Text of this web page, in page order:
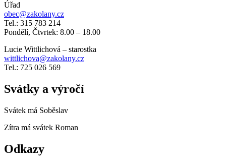
Úřad
obec@zakolany.cz
Tel.: 315 783 214
Pondělí, Čtvrtek: 8.00 – 18.00
Lucie Wittlichová – starostka
wittlichova@zakolany.cz
Tel.: 725 026 569
Svátky a výročí
Svátek má Soběslav
Zítra má svátek Roman
Odkazy